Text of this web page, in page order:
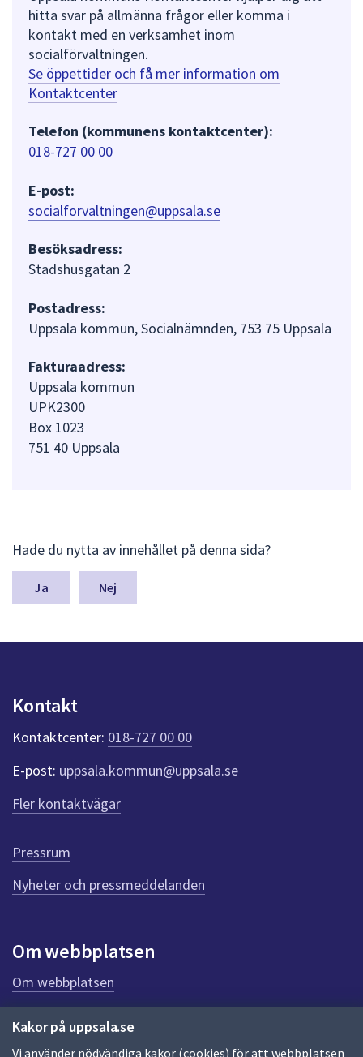
Kakor på uppsala.se
Vi använder nödvändiga kakor (cookies) för att webbplatsen
hitta svar på allmänna frågor eller komma i
kontakt med en verksamhet inom
socialförvaltningen.
Se öppettider och få mer information om
Kontaktcenter
Telefon (kommunens kontaktcenter):
018-727 00 00
E-post:
socialforvaltningen@uppsala.se
Besöksadress:
Stadshusgatan 2
Postadress:
Uppsala kommun, Socialnämnden, 753 75 Uppsala
Fakturaadress:
Uppsala kommun
UPK2300
Box 1023
751 40 Uppsala
ä
m
a
y
n
t
r
ö
e
n
n
i
d
a
Hade du nytta av innehållet på denna sida?
Nej
Kontakt
Kontaktcenter: 018-727 00 00
E-post: uppsala.kommun@uppsala.se
Fler kontaktvägar
Pressrum
Nyheter och pressmeddelanden
Om webbplatsen
Om webbplatsen
Behandling av personuppgifter